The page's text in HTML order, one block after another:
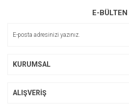
E-BÜLTEN
KURUMSAL
ALIŞVERİŞ